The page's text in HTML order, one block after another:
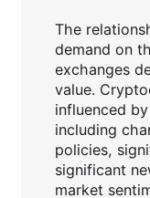
The
demand on
exchanges
value.
influenced
including
policies,
significant
market